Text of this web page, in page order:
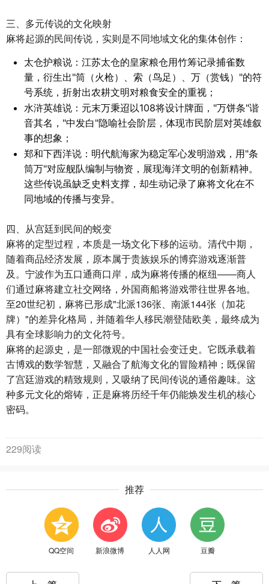
三、多元传说的文化映射
麻将起源的民间传说，实则是不同地域文化的集体创作：
太仓护粮说：江苏太仓的皇家粮仓用竹筹记录捕雀数
量，衍生出"筒（火枪）、索（鸟足）、万（赏钱）"的符
号系统，折射出农耕文明对粮食安全的重视；
水浒英雄说：元末万秉迢以108将设计牌面，"万饼条"谐
音其名，"中发白"隐喻社会阶层，体现市民阶层对英雄叙
事的想象；
郑和下西洋说：明代航海家为稳定军心发明游戏，用"条
筒万"对应舰队编制与物资，展现海洋文明的创新精神。
这些传说虽缺乏史料支撑，却生动记录了麻将文化在不
同地域的传播与变异。
四、从宫廷到民间的蜕变
麻将的定型过程，本质是一场文化下移的运动。清代中期，
随着商品经济发展，原本属于贵族娱乐的博弈游戏逐渐普
及。宁波作为五口通商口岸，成为麻将传播的枢纽——商人
们通过麻将建立社交网络，外国商船将游戏带往世界各地。
至20世纪初，麻将已形成"北派136张、南派144张（加花
牌）"的差异化格局，并随着华人移民潮登陆欧美，最终成为
具有全球影响力的文化符号。
麻将的起源史，是一部微观的中国社会变迁史。它既承载着
古博戏的数学智慧，又融合了航海文化的冒险精神；既保留
了宫廷游戏的精致规则，又吸纳了民间传说的通俗趣味。这
种多元文化的熔铸，正是麻将历经千年仍能焕发生机的核心
密码。
229阅读
推荐
QQ空间 新浪微博 人人网 豆瓣